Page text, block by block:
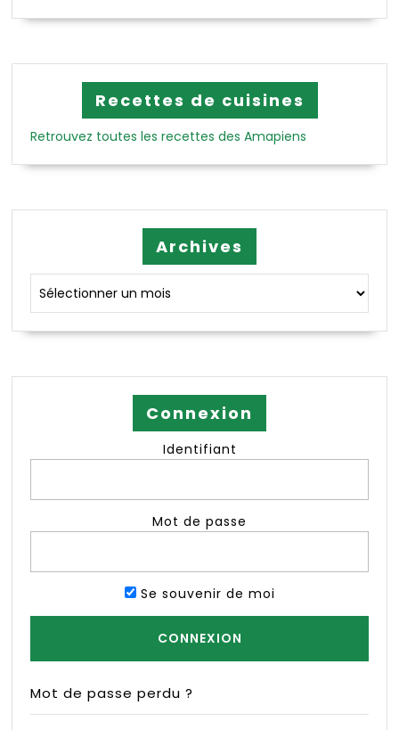
Recettes de cuisines
Retrouvez toutes les recettes des Amapiens
Archives
Connexion
Identifiant
Mot de passe
Se souvenir de moi
Mot de passe perdu ?